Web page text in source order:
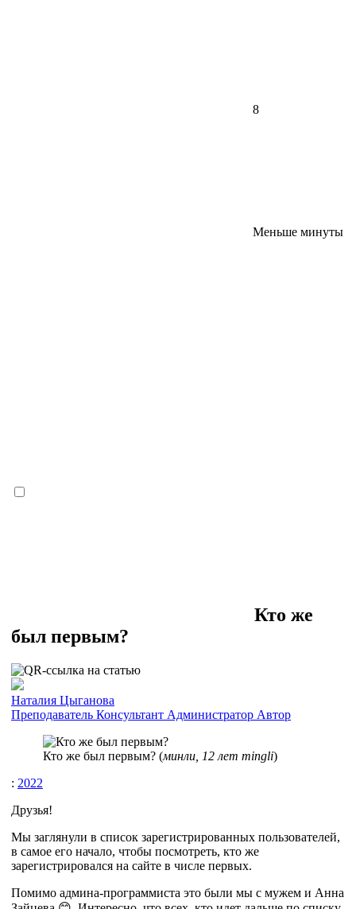
8
Меньше минуты
Кто же
был первым?
Наталия Цыганова
Преподаватель Консультант Администратор Автор
Кто же был первым? (минли, 12 лет mingli)
: 2022
Друзья!
Мы заглянули в список зарегистрированных пользователей,
в самое его начало, чтобы посмотреть, кто же
зарегистрировался на сайте в числе первых.
Помимо админа-программиста это были мы с мужем и Анна